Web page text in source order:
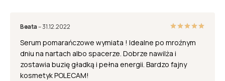
Składniki:
HELIANTHUS ANNUUS SEED OIL,
SQUALANE, TOCOPHERYL ACETATE,
BENZYL ALCOHOL, ARNICA MONTANA
FLOWER EXTRACT, CITRUS AURANTIUM
DULCIS OIL, RETINYL PALMITATE,
Beata– 31.12.2022
Serum pomarańczowe wymiata ! Idealne po mroźnym
dniu na nartach albo spacerze. Dobrze nawilża i
zostawia buzię gładką i pełna energii. Bardzo fajny
kosmetyk POLECAM!